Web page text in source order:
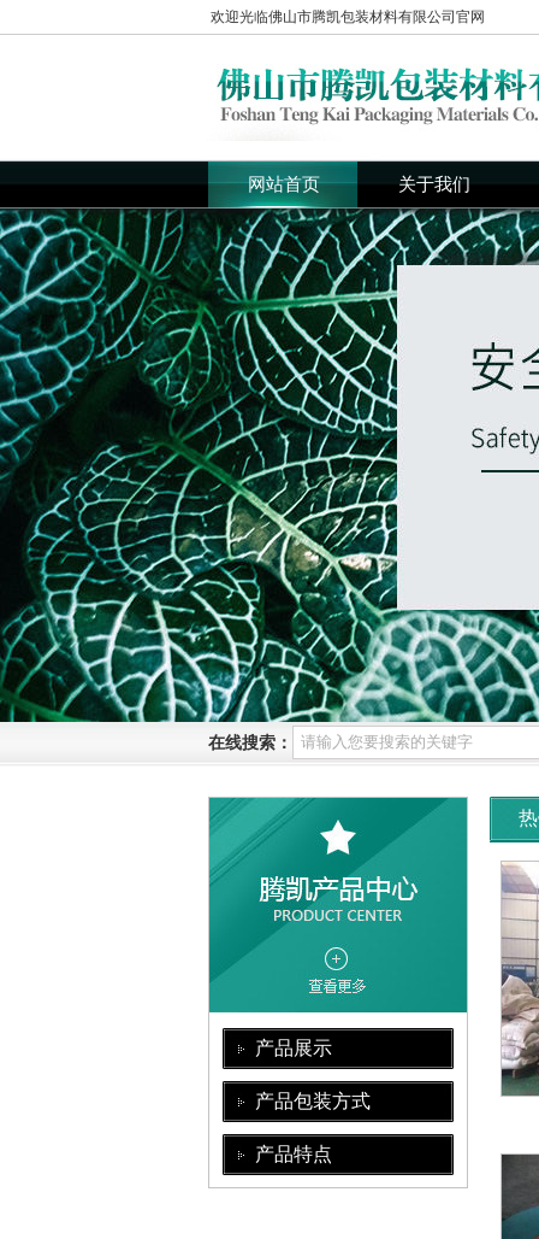
欢迎光临佛山市腾凯包装材料有限公司官网
网站首页 关于我们
在线搜索：
产品展示
产品包装方式
产品特点